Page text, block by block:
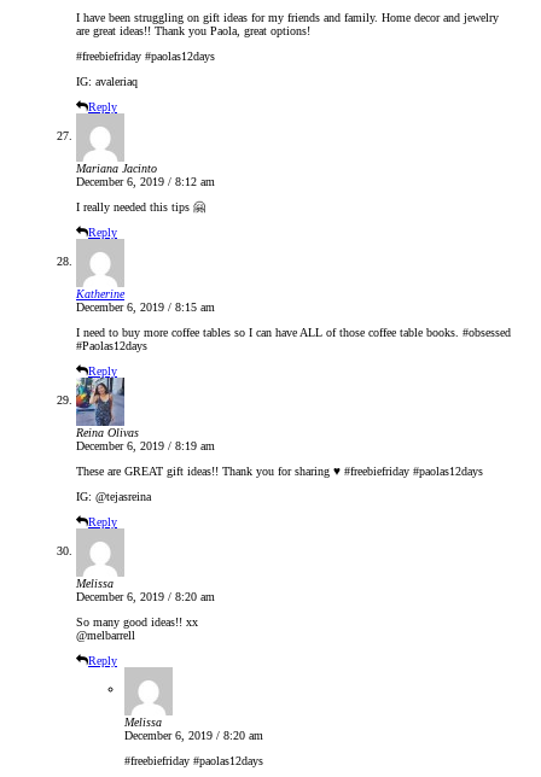
I have been struggling on gift ideas for my friends and family. Home decor and jewelry
are great ideas!! Thank you Paola, great options!
#freebiefriday #paolas12days
IG: avaleriaq
Reply
Mariana Jacinto
December 6, 2019 / 8:12 am
I really needed this tips 🤗
Reply
Katherine
December 6, 2019 / 8:15 am
I need to buy more coffee tables so I can have ALL of those coffee table books. #obsessed
#Paolas12days
Reply
Reina Olivas
December 6, 2019 / 8:19 am
These are GREAT gift ideas!! Thank you for sharing ♥️ #freebiefriday #paolas12days
IG: @tejasreina
Reply
Melissa
December 6, 2019 / 8:20 am
So many good ideas!! xx
@melbarrell
Reply
Melissa
December 6, 2019 / 8:20 am
#freebiefriday #paolas12days